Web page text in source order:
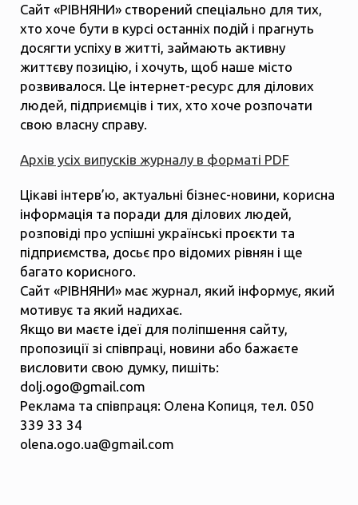
Сайт «РІВНЯНИ» створений спеціально для тих,
хто хоче бути в курсі останніх подій і прагнуть
досягти успіху в житті, займають активну
життєву позицію, і хочуть, щоб наше місто
розвивалося. Це інтернет-ресурс для ділових
людей, підприємців і тих, хто хоче розпочати
свою власну справу.
Архів усіх випусків журналу в форматі PDF
Цікаві інтерв’ю, актуальні бізнес-новини, корисна
інформація та поради для ділових людей,
розповіді про успішні українські проєкти та
підприємства, досьє про відомих рівнян і ще
багато корисного.
Сайт «РІВНЯНИ» має журнал, який інформує, який
мотивує та який надихає.
Якщо ви маєте ідеї для поліпшення сайту,
пропозиції зі співпраці, новини або бажаєте
висловити свою думку, пишіть:
dolj.ogo@gmail.com
Реклама та співпраця: Олена Копиця, тел. 050
339 33 34
olena.ogo.ua@gmail.com